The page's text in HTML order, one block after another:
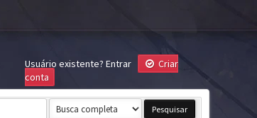
Usuário existente? Entrar
Criar
conta